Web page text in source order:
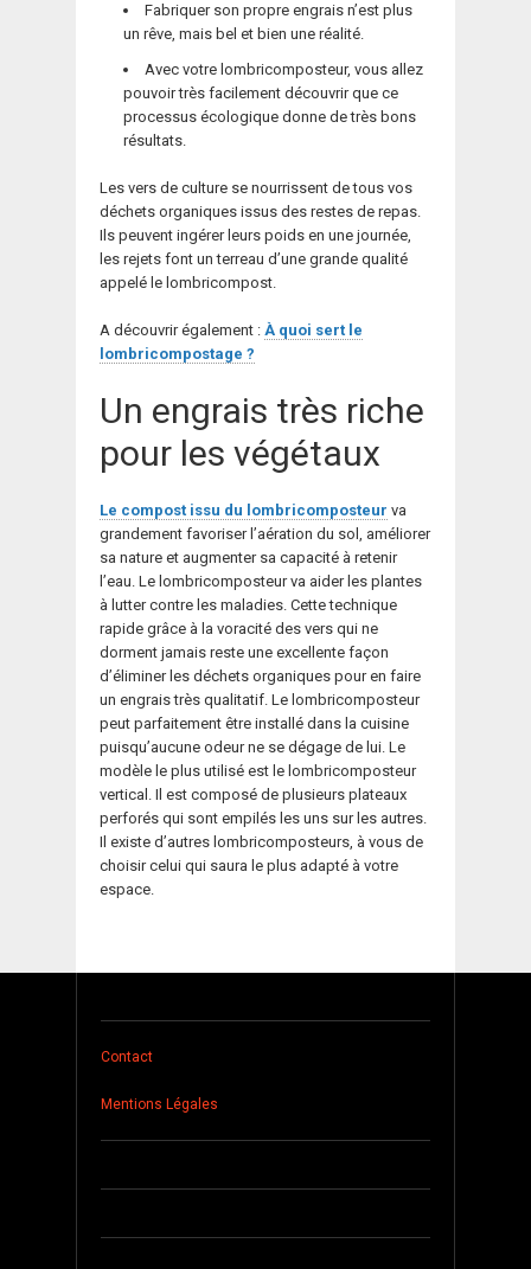
Fabriquer son propre engrais n’est plus
un rêve, mais bel et bien une réalité.
Avec votre lombricomposteur, vous allez
pouvoir très facilement découvrir que ce
processus écologique donne de très bons
résultats.
Les vers de culture se nourrissent de tous vos
déchets organiques issus des restes de repas.
Ils peuvent ingérer leurs poids en une journée,
les rejets font un terreau d’une grande qualité
appelé le lombricompost.
A découvrir également : À quoi sert le
lombricompostage ?
Un engrais très riche
pour les végétaux
Le compost issu du lombricomposteur va
grandement favoriser l’aération du sol, améliorer
sa nature et augmenter sa capacité à retenir
l’eau. Le lombricomposteur va aider les plantes
à lutter contre les maladies. Cette technique
rapide grâce à la voracité des vers qui ne
dorment jamais reste une excellente façon
d’éliminer les déchets organiques pour en faire
un engrais très qualitatif. Le lombricomposteur
peut parfaitement être installé dans la cuisine
puisqu’aucune odeur ne se dégage de lui. Le
modèle le plus utilisé est le lombricomposteur
vertical. Il est composé de plusieurs plateaux
perforés qui sont empilés les uns sur les autres.
Il existe d’autres lombricomposteurs, à vous de
choisir celui qui saura le plus adapté à votre
espace.
Contact
Mentions Légales